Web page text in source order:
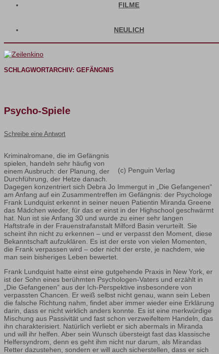
FILME
NEULICH
SCHLAGWORTARCHIV: GEFÄNGNIS
Psycho-Spiele
Schreibe eine Antwort
(c) Penguin Verlag
Kriminalromane, die im Gefängnis
spielen, handeln sehr häufig von
einem Ausbruch: der Planung, der
Durchführung, der Hetze danach.
Dagegen konzentriert sich Debra Jo Immergut in „Die Gefangenen“
am Anfang auf ein Zusammentreffen im Gefängnis: der Psychologe
Frank Lundquist erkennt in seiner neuen Patientin Miranda Greene
das Mädchen wieder, für das er einst in der Highschool geschwärmt
hat. Nun ist sie Anfang 30 und wurde zu einer sehr langen
Haftstrafe in der Frauenstrafanstalt Milford Basin verurteilt. Sie
scheint ihn nicht zu erkennen – und er verpasst den Moment, diese
Bekanntschaft aufzuklären. Es ist der erste von vielen Momenten,
die Frank verpassen wird – oder nicht der erste, je nachdem, wie
man sein bisheriges Leben bewertet.
Frank Lundquist hatte einst eine gutgehende Praxis in New York, er
ist der Sohn eines berühmten Psychologen-Vaters und erzählt in
„Die Gefangenen“ aus der Ich-Perspektive insbesondere von
verpassten Chancen. Er weiß selbst nicht genau, wann sein Leben
die falsche Richtung nahm, findet aber immer wieder eine Erklärung
darin, dass er nicht wirklich anders konnte. Es ist eine merkwürdige
Mischung aus Passivität und fast schon verzweifeltem Handeln, das
ihn charakterisiert. Natürlich verliebt er sich abermals in Miranda
und will ihr helfen. Aber sein Wunsch übersteigt fast das klassische
Helfersyndrom, denn es geht ihm nicht nur darum, als Mirandas
Retter dazustehen, sondern er will auch sicherstellen, dass er sich